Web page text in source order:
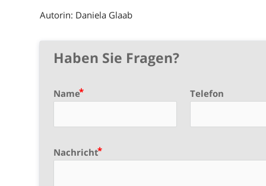
Autorin: Daniela Glaab
Haben Sie Fragen?
Name Telefon
Nachricht